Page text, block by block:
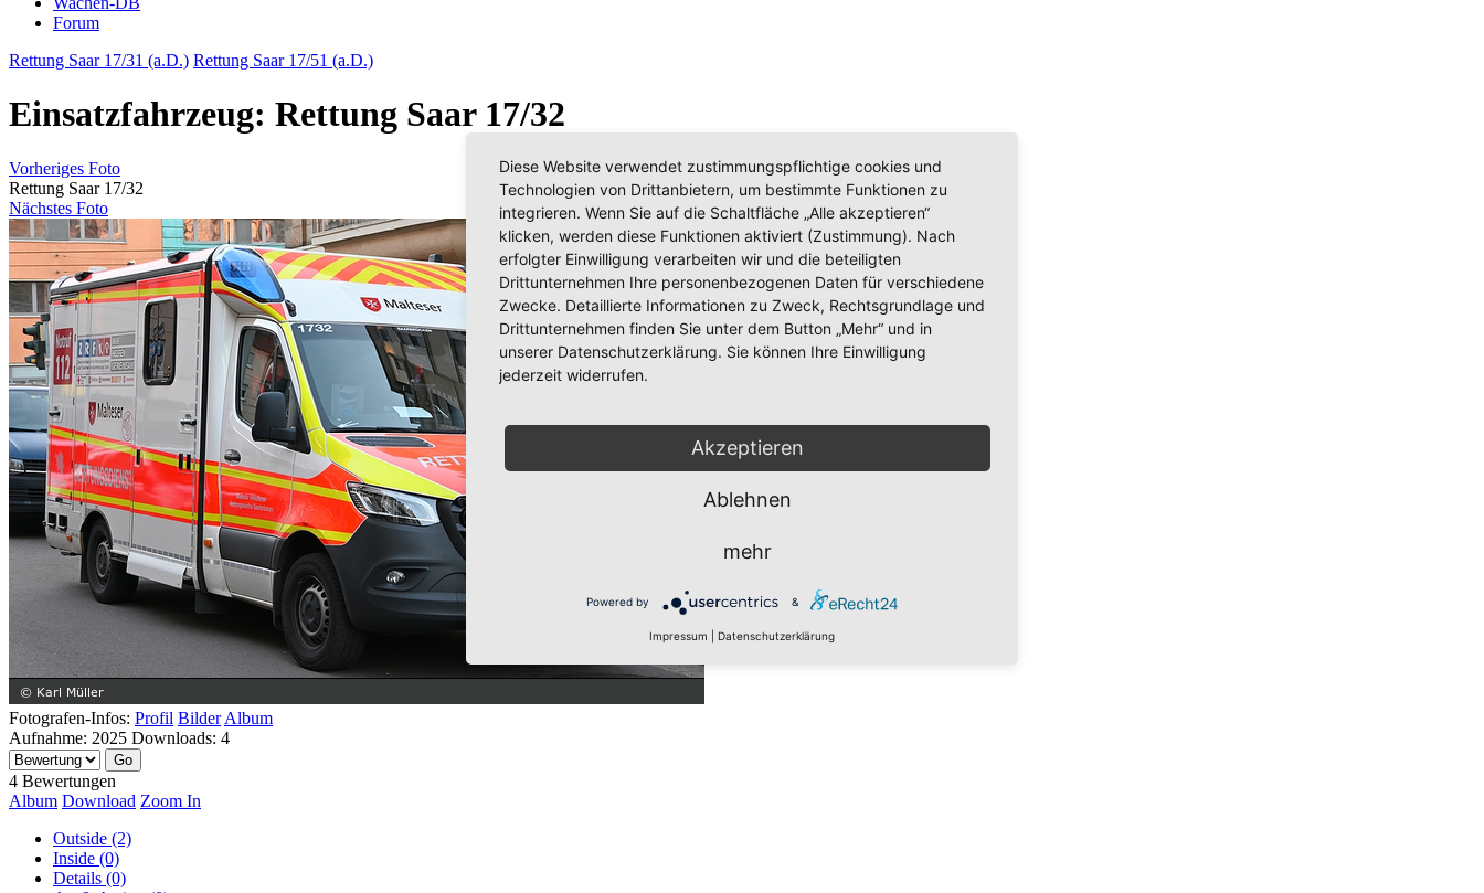
Forum
Rettung Saar 17/31 (a.D.) Rettung Saar 17/51 (a.D.)
Einsatzfahrzeug: Rettung Saar 17/32
Vorheriges Foto
Rettung Saar 17/32
Nächstes Foto
Fotografen-Infos: Profil Bilder Album
Aufnahme: 2025 Downloads: 4
4 Bewertungen
Album Download Zoom In
Outside (2)
Inside (0)
Details (0)
Diese Website verwendet zustimmungspflichtige cookies und
Technologien von Drittanbietern, um bestimmte Funktionen zu
integrieren. Wenn Sie auf die Schaltfläche „Alle akzeptieren“
klicken, werden diese Funktionen aktiviert (Zustimmung). Nach
erfolgter Einwilligung verarbeiten wir und die beteiligten
Drittunternehmen Ihre personenbezogenen Daten für verschiedene
Zwecke. Detaillierte Informationen zu Zweck, Rechtsgrundlage und
Drittunternehmen finden Sie unter dem Button „Mehr“ und in
unserer Datenschutzerklärung. Sie können Ihre Einwilligung
jederzeit widerrufen.
Akzeptieren
Ablehnen
mehr
Powered by &
Impressum Datenschutzerklärung